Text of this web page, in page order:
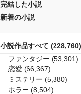
完結した小説
新着の小説
小説作品すべて (228,760)
ファンタジー (53,301)
恋愛 (66,367)
ミステリー (5,380)
ホラー (8,504)